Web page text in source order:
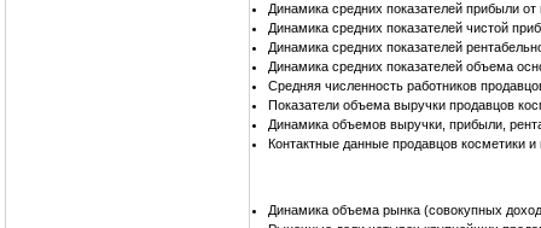
Динамика средних показателей прибыли
Динамика средних показателей чистой
Динамика средних показателей
Динамика средних показателей объема
Средняя численность работников
Показатели объема выручки продавцов
Динамика объемов выручки, прибыли,
Контактные данные продавцов косметики
Динамика объема рынка (совокупных